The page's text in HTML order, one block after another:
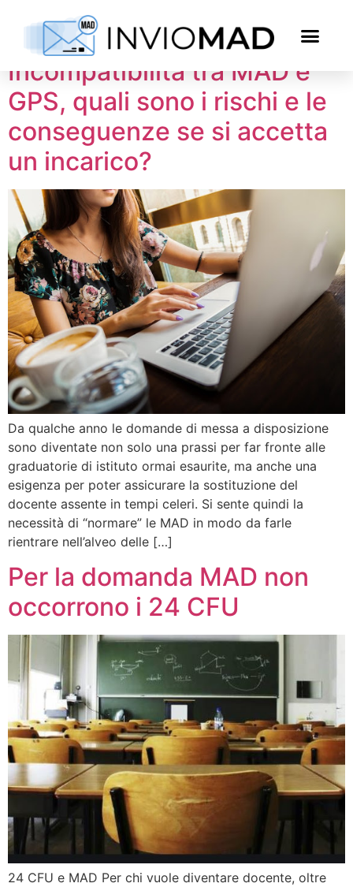
Tag:MAD
Incompatibilità tra MAD e
GPS, quali sono i rischi e le
conseguenze se si accetta
un incarico?
Da qualche anno le domande di messa a disposizione
sono diventate non solo una prassi per far fronte alle
graduatorie di istituto ormai esaurite, ma anche una
esigenza per poter assicurare la sostituzione del
docente assente in tempi celeri. Si sente quindi la
necessità di “normare” le MAD in modo da farle
rientrare nell’alveo delle […]
Per la domanda MAD non
occorrono i 24 CFU
24 CFU e MAD Per chi vuole diventare docente, oltre